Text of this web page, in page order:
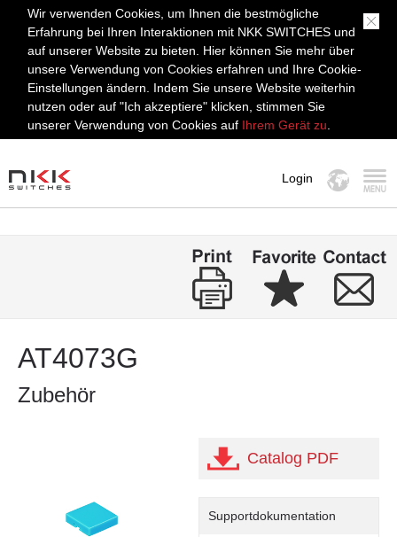
Wir verwenden Cookies, um Ihnen die bestmögliche
Erfahrung bei Ihren Interaktionen mit NKK SWITCHES und
auf unserer Website zu bieten. Hier können Sie mehr über
unsere Verwendung von Cookies erfahren und Ihre Cookie-
Einstellungen ändern. Indem Sie unsere Website weiterhin
nutzen oder auf "Ich akzeptiere" klicken, stimmen Sie
unserer Verwendung von Cookies auf Ihrem Gerät zu
Login
AT4073G
Zubehör
Catalog PDF
Supportdokumentation